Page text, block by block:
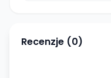
Recenzje (0)